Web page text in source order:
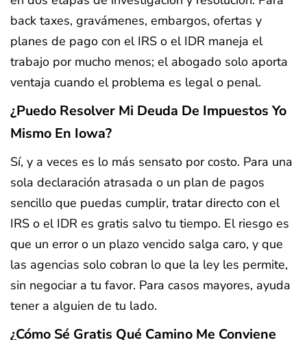
back taxes, gravámenes, embargos, ofertas y
planes de pago con el IRS o el IDR maneja el
trabajo por mucho menos; el abogado solo aporta
ventaja cuando el problema es legal o penal.
¿Puedo Resolver Mi Deuda De Impuestos Yo
Mismo En Iowa?
Sí, y a veces es lo más sensato por costo. Para una
sola declaración atrasada o un plan de pagos
sencillo que puedas cumplir, tratar directo con el
IRS o el IDR es gratis salvo tu tiempo. El riesgo es
que un error o un plazo vencido salga caro, y que
las agencias solo cobran lo que la ley les permite,
sin negociar a tu favor. Para casos mayores, ayuda
tener a alguien de tu lado.
¿Cómo Sé Gratis Qué Camino Me Conviene